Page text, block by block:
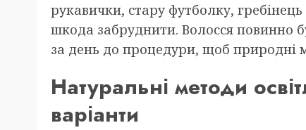
рукавички, стару футболку,
шкода забруднити. Волосся
за день до процедури, щоб природні
Натуральні методи
варіанти